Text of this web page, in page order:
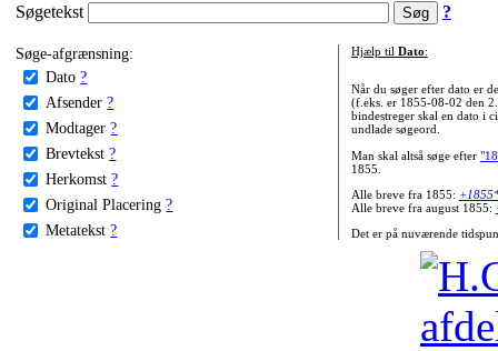
Søgetekst ?
Søge-afgrænsning:
Dato ?
Afsender ?
Modtager ?
Brevtekst ?
Herkomst ?
Original Placering ?
Metatekst ?
Hjælp til Dato:
Når du søger efter dato er
(f.eks. er 1855-08-02 den
bindestreger skal en dato i
undlade søgeord.
Man skal altså søge efter
1855.
Alle breve fra 1855:
Alle breve fra august 1855:
Det er på nuværende